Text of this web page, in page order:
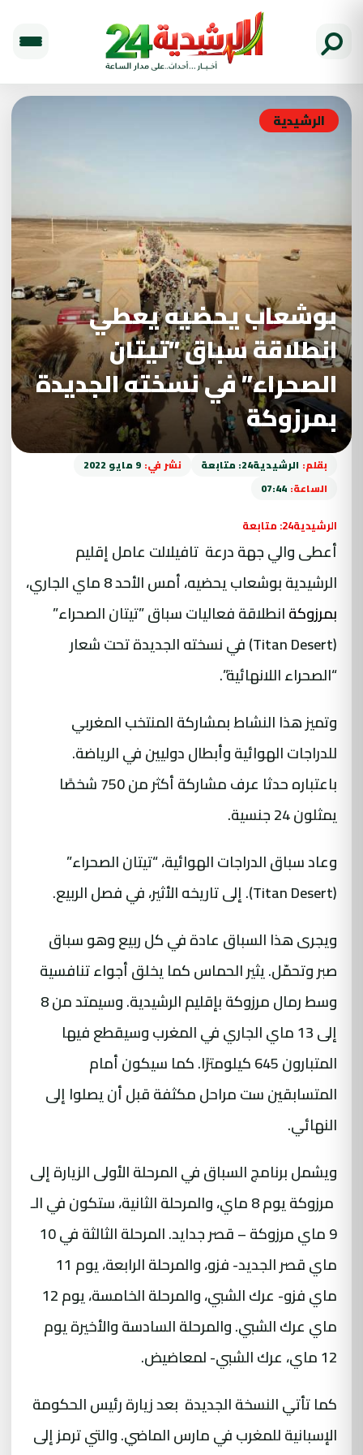
الرشيدية
بوشعاب يحضيه يعطي
انطلاقة سباق ”تيتان
الصحراء” في نسخته الجديدة
بمرزوكة
بقلم: الرشيدية24: متابعة نشر في: 9 مايو 2022
الساعة: 07:44
الرشيدية24: متابعة
أعطى والي جهة درعة تافيلالت عامل إقليم
الرشيدية بوشعاب يحضيه، أمس الأحد 8 ماي الجاري،
بمرزوكةانطلاقة فعاليات سباق ”تيتان الصحراء”
(Titan Desert) في نسخته الجديدة تحت شعار
“الصحراء اللانهائية”.
وتميز هذا النشاط بمشاركة المنتخب المغربي
للدراجات الهوائية وأبطال دوليين في الرياضة.
باعتباره حدثا عرف مشاركة أكثر من 750 شخصًا
يمثلون 24 جنسية.
وعاد سباق الدراجات الهوائية، “تيتان الصحراء”
(Titan Desert). إلى تاريخه الأثير، في فصل الربيع.
ويجرى هذا السباق عادة في كل ربيع وهو سباق
صبر وتحمّل. يثير الحماس كما يخلق أجواء تنافسية
وسط رمال مرزوكة بإقليم الرشيدية. وسيمتد من 8
إلى 13 ماي الجاري في المغرب وسيقطع فيها
المتبارون 645 كيلومترًا. كما سيكون أمام
المتسابقين ست مراحل مكثفة قبل أن يصلوا إلى
النهائي.
ويشمل برنامج السباق في المرحلة الأولى الزيارة إلى
مرزوكة يوم 8 ماي، والمرحلة الثانية، ستكون في الـ
9 ماي مرزوكة – قصر جدايد. المرحلة الثالثة في 10
ماي قصر الجديد- فزو، والمرحلة الرابعة، يوم 11
ماي فزو- عرك الشبي، والمرحلة الخامسة، يوم 12
ماي عرك الشبي. والمرحلة السادسة والأخيرة يوم
12 ماي، عرك الشبي- لمعاضيض.
كما تأتي النسخة الجديدة بعد زيارة رئيس الحكومة
الإسبانية للمغرب في مارس الماضي. والتي ترمز إلى